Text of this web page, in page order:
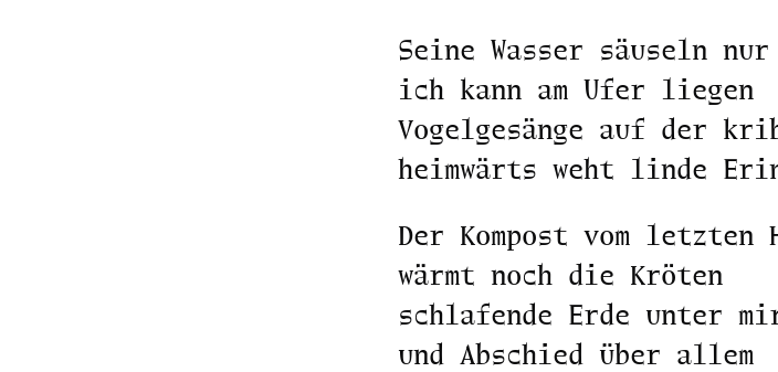
Seine Wasser säuseln nur
ich kann am Ufer liegen
Vogelgesänge auf der
heimwärts weht linde
Der Kompost vom letzten
wärmt noch die Kröten
schlafende Erde unter
und Abschied über allem